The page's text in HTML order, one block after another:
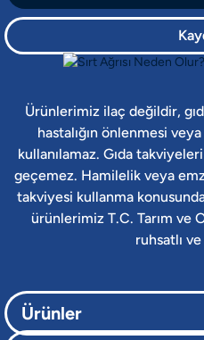
Ürünlerimiz ilaç değildir,
hastalığın önlenmesi
kullanılamaz. Gıda
geçemez. Hamilelik veya
takviyesi kullanma
ürünlerimiz T.C. Tarım ve
ruhsatlı ve
Ürünler